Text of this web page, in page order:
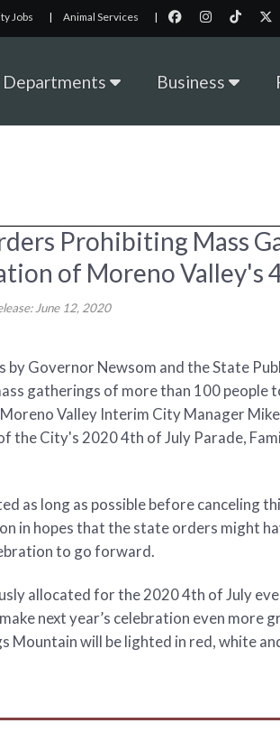
Jobs | Animal Services |
Departments Business
Prohibiting Mass
of Moreno Valley's
June 12, 2020
by Governor Newsom and the State
gatherings of more than 100 people
Valley Interim City Manager
the City's 2020 4th of July Parade,
as long as possible before canceling
in hopes that the state orders might
to go forward.
allocated for the 2020 4th of July
next year’s celebration even more
Mountain will be lighted in red, white